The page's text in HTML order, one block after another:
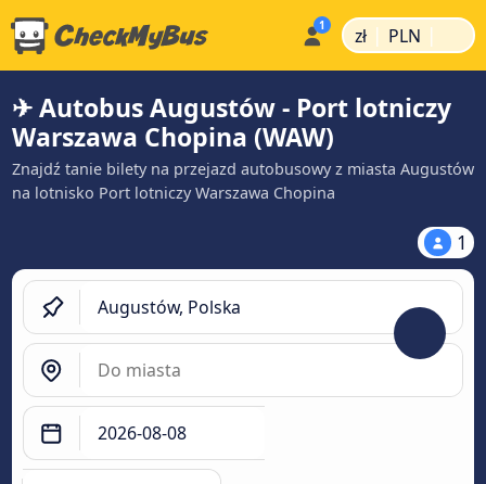
zł | PLN |
✈ Autobus Augustów - Port lotniczy
Warszawa Chopina (WAW)
Znajdź tanie bilety na przejazd autobusowy z miasta Augustów
na lotnisko Port lotniczy Warszawa Chopina
1